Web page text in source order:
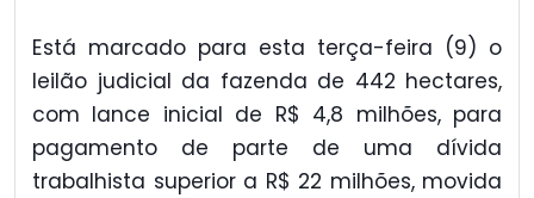
Está marcado para esta terça-feira (9) o
leilão judicial da fazenda de 442 hectares,
com lance inicial de R$ 4,8 milhões, para
pagamento de parte de uma dívida
trabalhista superior a R$ 22 milhões, movida